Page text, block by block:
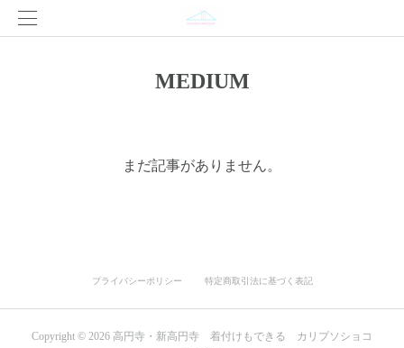
MEDIUM
まだ記事がありません。
プライバシーポリシー 特定商取引法に基づく表記
Copyright © 2026 高円寺・新高円寺 着付けもできる カリプソショコ